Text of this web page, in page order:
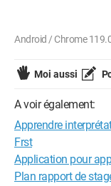
Android / Chrome
Moi aussi
A voir également:
Apprendre
Frst
Application pour
Plan rapport de